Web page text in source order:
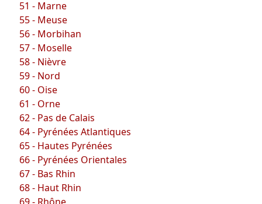
51 - Marne
55 - Meuse
56 - Morbihan
57 - Moselle
58 - Nièvre
59 - Nord
60 - Oise
61 - Orne
62 - Pas de Calais
64 - Pyrénées Atlantiques
65 - Hautes Pyrénées
66 - Pyrénées Orientales
67 - Bas Rhin
68 - Haut Rhin
69 - Rhône